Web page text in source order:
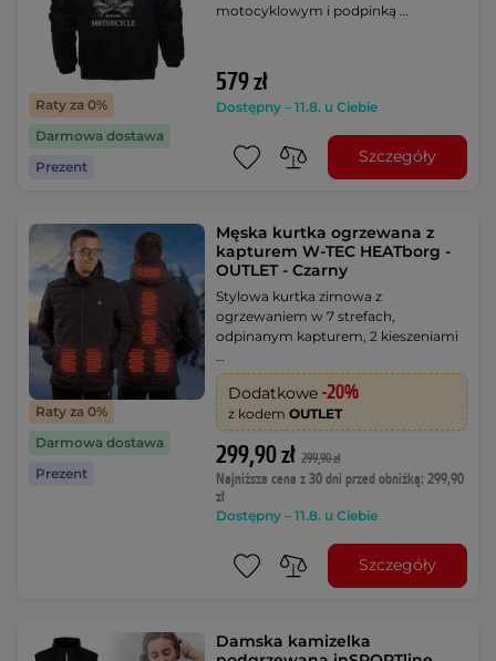
Raty za 0%
Darmowa dostawa
Prezent
motocyklowym i podpinką …
579 zł
Dostępny – 11.8. u Ciebie
Szczegóły
Raty za 0%
Darmowa dostawa
Prezent
Męska kurtka ogrzewana z
kapturem W-TEC HEATborg -
OUTLET - Czarny
Stylowa kurtka zimowa z
ogrzewaniem w 7 strefach,
odpinanym kapturem, 2 kieszeniami
Dodatkowe -20%
z kodemOUTLET
299,90 zł 299,90 zł
Najniższa cena z 30 dni przed obniżką: 299,90
zł
Dostępny – 11.8. u Ciebie
Szczegóły
Damska kamizelka